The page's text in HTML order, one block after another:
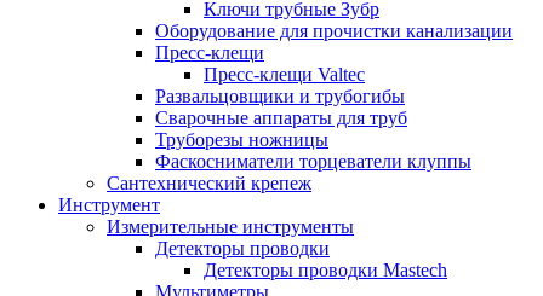
Ключи трубные Зубр
Оборудование для прочистки канализации
Пресс-клещи
Пресс-клещи Valtec
Развальцовщики и трубогибы
Сварочные аппараты для труб
Труборезы ножницы
Фаскосниматели торцеватели клуппы
Сантехнический крепеж
Инструмент
Измерительные инструменты
Детекторы проводки
Детекторы проводки Mastech